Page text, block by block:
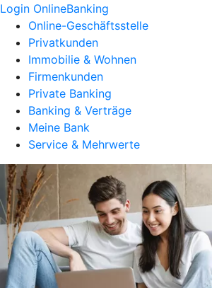
Login OnlineBanking
Online-Geschäftsstelle
Privatkunden
Immobilie & Wohnen
Firmenkunden
Private Banking
Banking & Verträge
Meine Bank
Service & Mehrwerte